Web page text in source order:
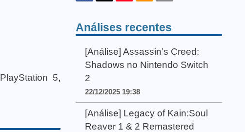
PlayStation 5,
Análises recentes
[Análise] Assassin’s Creed:
Shadows no Nintendo Switch
2
22/12/2025 19:38
[Análise] Legacy of Kain:Soul
Reaver 1 & 2 Remastered